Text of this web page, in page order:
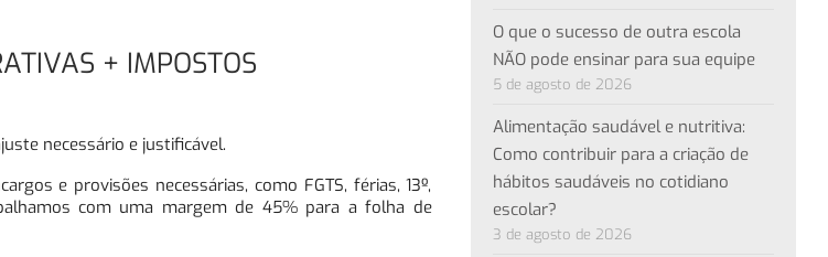
+ IMPOSTOS
necessário e justificável.
e provisões necessárias, como FGTS, férias, 13º,
com uma margem de 45% para a folha de
O que o sucesso de outra escola
NÃO pode ensinar para sua equipe
5 de agosto de 2026
Alimentação saudável e nutritiva:
Como contribuir para a criação de
hábitos saudáveis no cotidiano
escolar?
3 de agosto de 2026